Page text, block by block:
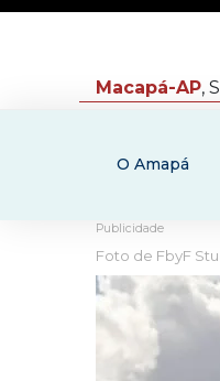
Macapá-AP,
O Amapá
Publicidade
Foto de FbyF